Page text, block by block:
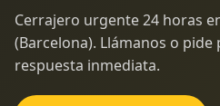
Cerrajero urgente 24 horas
(Barcelona). Llámanos o
respuesta inmediata.